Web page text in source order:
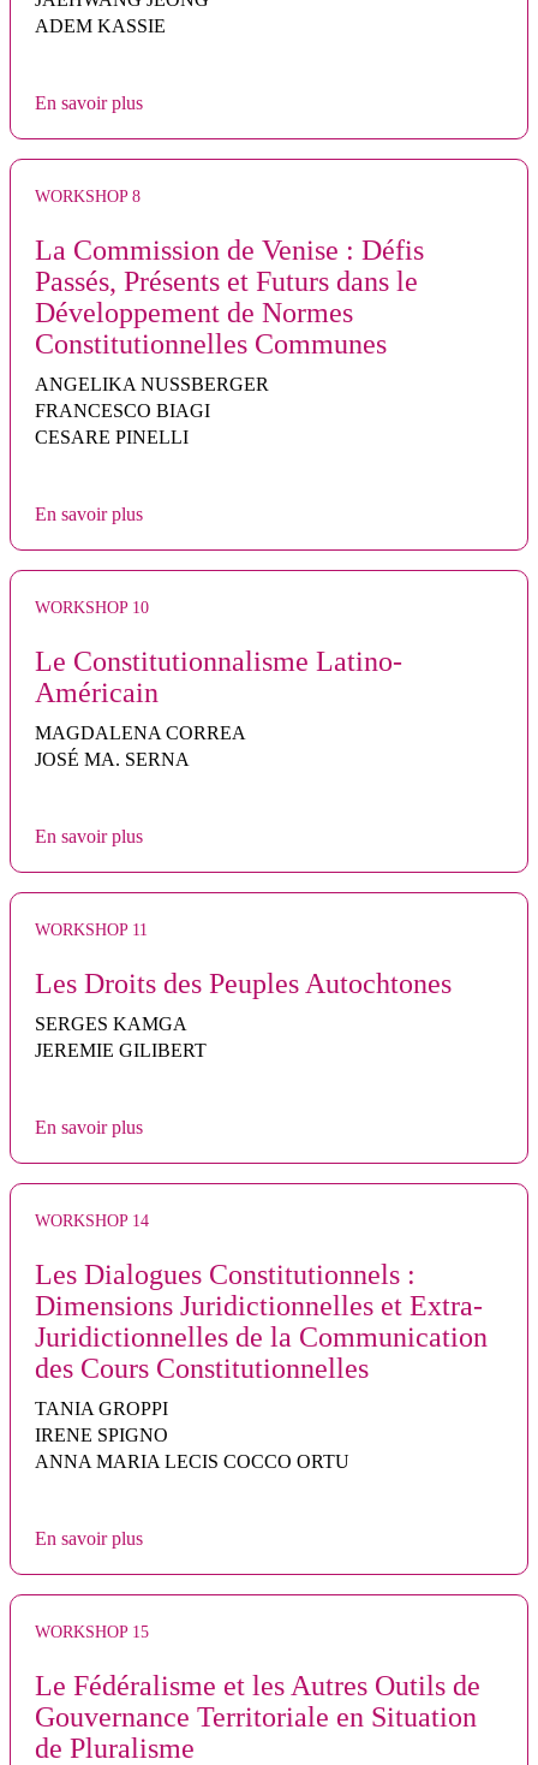
ADEM KASSIE
En savoir plus
WORKSHOP 8
La Commission de Venise : Défis
Passés, Présents et Futurs dans le
Développement de Normes
Constitutionnelles Communes
ANGELIKA NUSSBERGER
FRANCESCO BIAGI
CESARE PINELLI
En savoir plus
WORKSHOP 10
Le Constitutionnalisme Latino-
Américain
MAGDALENA CORREA
JOSÉ MA. SERNA
En savoir plus
WORKSHOP 11
Les Droits des Peuples Autochtones
SERGES KAMGA
JEREMIE GILIBERT
En savoir plus
WORKSHOP 14
Les Dialogues Constitutionnels :
Dimensions Juridictionnelles et Extra-
Juridictionnelles de la Communication
des Cours Constitutionnelles
TANIA GROPPI
IRENE SPIGNO
ANNA MARIA LECIS COCCO ORTU
En savoir plus
WORKSHOP 15
Le Fédéralisme et les Autres Outils de
Gouvernance Territoriale en Situation
de Pluralisme